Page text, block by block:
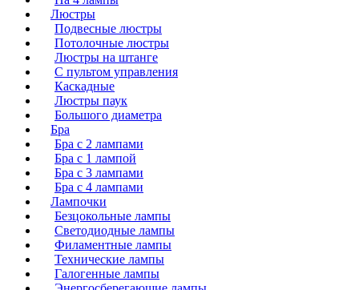
Люстры
Подвесные люстры
Потолочные люстры
Люстры на штанге
С пультом управления
Каскадные
Люстры паук
Большого диаметра
Бра
Бра с 2 лампами
Бра с 1 лампой
Бра с 3 лампами
Бра с 4 лампами
Лампочки
Безцокольные лампы
Светодиодные лампы
Филаментные лампы
Технические лампы
Галогенные лампы